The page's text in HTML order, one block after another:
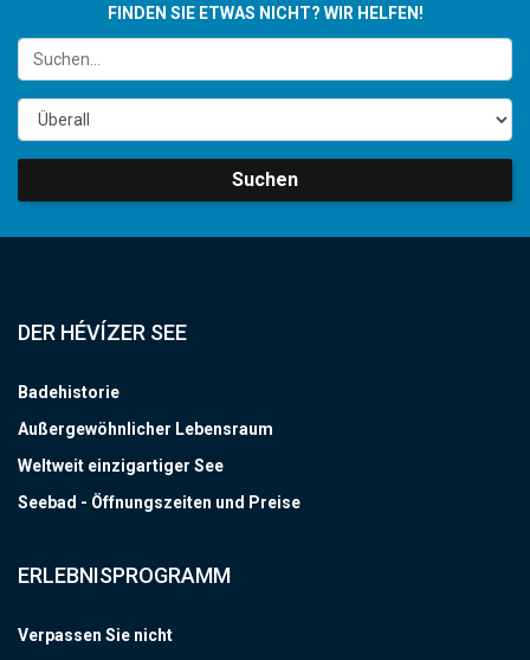
FINDEN SIE ETWAS NICHT? WIR HELFEN!
Suchen
DER HÉVÍZER SEE
Badehistorie
Außergewöhnlicher Lebensraum
Weltweit einzigartiger See
Seebad - Öffnungszeiten und Preise
ERLEBNISPROGRAMM
Verpassen Sie nicht